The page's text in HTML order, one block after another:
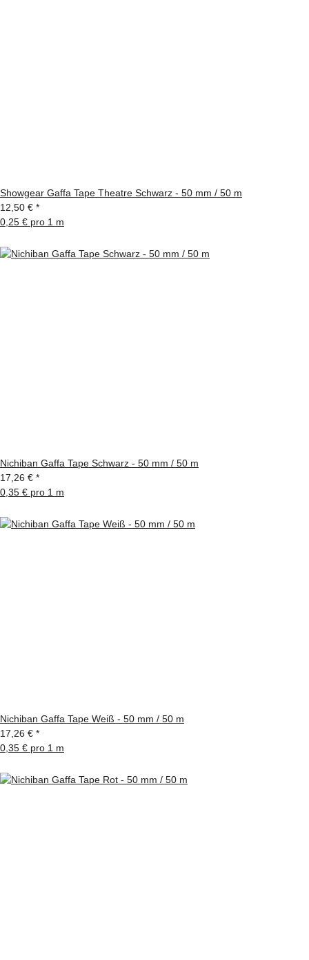
Showgear Gaffa Tape Theatre Schwarz - 50 mm / 50 m
12,50 € *
0,25 € pro 1 m
Nichiban Gaffa Tape Schwarz - 50 mm / 50 m
17,26 € *
0,35 € pro 1 m
Nichiban Gaffa Tape Weiß - 50 mm / 50 m
17,26 € *
0,35 € pro 1 m